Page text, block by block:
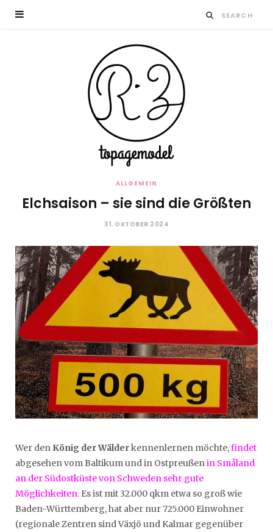
ALLGEMEIN
Elchsaison – sie sind die Größten
31. OKTOBER 2024
Wer den König der Wälderkennenlernen möchte,findet
abgesehen vom Baltikum und in Ostpreußenin Småland
an der Südostküste von Schweden sehr gute
Möglichkeiten. Es ist mit 32.000 qkm etwa so groß wie
Baden-Württemberg, hat aber nur 725.000 Einwohner
(regionale Zentren sind Växjö und Kalmar gegenüber